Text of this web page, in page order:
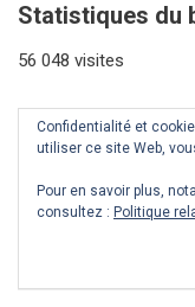
Statistiques du
56 048 visites
Confidentialité et
utiliser ce site Web,
Pour en savoir plus,
consultez : Politique